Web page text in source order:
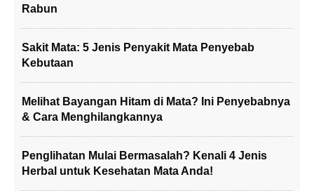
Rabun
Sakit Mata: 5 Jenis Penyakit Mata Penyebab
Kebutaan
Melihat Bayangan Hitam di Mata? Ini Penyebabnya
& Cara Menghilangkannya
Penglihatan Mulai Bermasalah? Kenali 4 Jenis
Herbal untuk Kesehatan Mata Anda!